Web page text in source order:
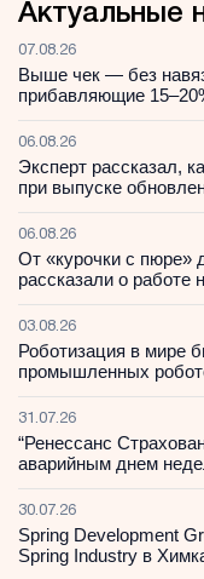
Актуальные
07.08.26
Выше чек — без
прибавляющие
06.08.26
Эксперт рассказал,
при выпуске
06.08.26
От «курочки с пюре»
рассказали о работе
03.08.26
Роботизация в мире
промышленных
31.07.26
“Ренессанс
аварийным днем
30.07.26
Spring Development
Spring Industry в